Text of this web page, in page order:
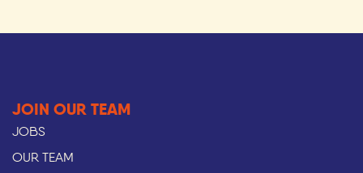
JOIN OUR TEAM
JOBS
OUR TEAM